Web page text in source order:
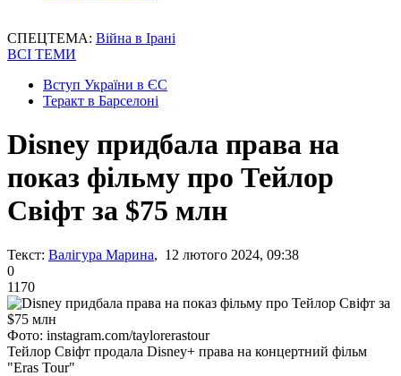
СПЕЦТЕМА: Війна в Ірані
ВСІ ТЕМИ
Вступ України в ЄС
Теракт в Барселоні
Disney придбала права на
показ фільму про Тейлор
Свіфт за $75 млн
Текст: Валігура Марина, 12 лютого 2024, 09:38
0
1170
Фото: instagram.com/taylorerastour
Тейлор Свіфт продала Disney+ права на концертний фільм
"Eras Tour"